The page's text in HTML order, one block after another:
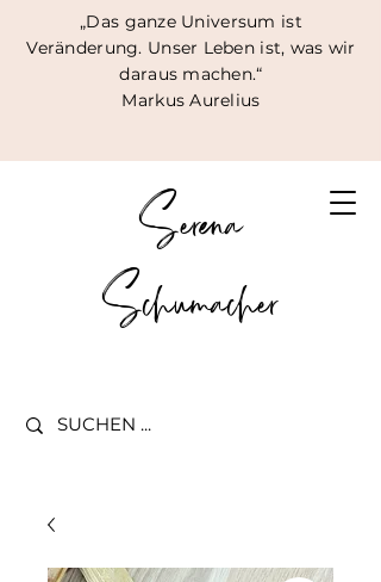
„Das ganze Universum ist
Veränderung. Unser Leben ist, was wir
daraus machen.“
Markus Aurelius
Serena
Schumacher